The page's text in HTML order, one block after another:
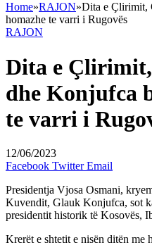
Home»RAJON»Dita e Çlirimit,
homazhe te varri i Rugovës
RAJON
Dita e
dhe Konjufca
te varri i
12/06/2023
Facebook Twitter Email
Presidentja Vjosa Osmani,
Kuvendit, Glauk Konjufca, sot
presidentit historik të Kosovës,
Krerët e shtetit e nisën ditën me